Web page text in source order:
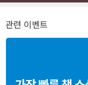
관련 이벤트